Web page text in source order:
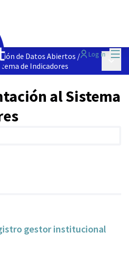
Log in
de Datos Abiertos /
de Indicadores
Main
al Sistema
gestor institucional